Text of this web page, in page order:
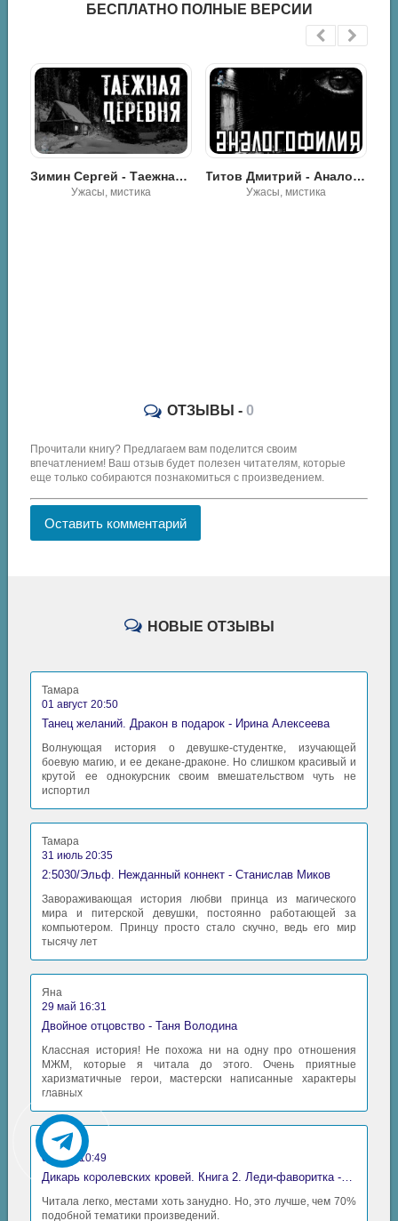
БЕСПЛАТНО ПОЛНЫЕ ВЕРСИИ
Титов Дмитрий - Аналогофилия
Ужасы, мистика
ОТЗЫВЫ - 0
Прочитали книгу? Предлагаем вам поделится своим
впечатлением! Ваш отзыв будет полезен читателям, которые
еще только собираются познакомиться с произведением.
Оставить комментарий
НОВЫЕ ОТЗЫВЫ
Тамара
01 август 20:50
Танец желаний. Дракон в подарок - Ирина Алексеева
Волнующая история о девушке-студентке, изучающей
боевую магию, и ее декане-драконе. Но слишком красивый и
крутой ее однокурсник своим вмешательством чуть не
испортил
Тамара
31 июль 20:35
2:5030/Эльф. Нежданный коннект - Станислав Миков
Завораживающая история любви принца из магического
мира и питерской девушки, постоянно работающей за
компьютером. Принцу просто стало скучно, ведь его мир
тысячу лет
Яна
29 май 16:31
Двойное отцовство - Таня Володина
Классная история! Не похожа ни на одну про отношения
МЖМ, которые я читала до этого. Очень приятные
харизматичные герои, мастерски написанные характеры
главных
Аида
06 май 10:49
Читала легко, местами хоть занудно. Но, это лучше, чем 70%
подобной тематики произведений.